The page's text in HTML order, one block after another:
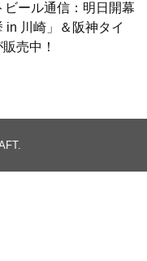
ビール通信：明日開幕
in 川崎」＆阪神タイ
売中！
.